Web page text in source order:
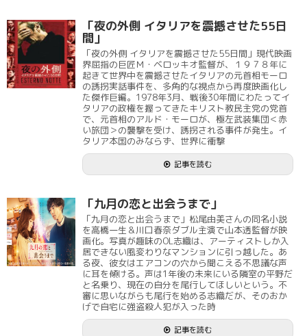
「夜の外側 イタリアを震撼させた55日
間」
「夜の外側 イタリアを震撼させた55日間」現代映画
界屈指の巨匠Ｍ・ベロッキオ監督が、１９７８年に
起きて世界中を震撼させたイタリアの元首相モーロ
の誘拐実話事件を、多角的な視点から再度映画化し
た傑作巨編。1978年3月、戦後30年間にわたってイ
タリアの政権を握ってきたキリスト教民主党の党首
で、元首相のアルド・モーロが、極左武装集団＜赤
い旅団＞の襲撃を受け、誘拐される事件が発生。イ
タリア本国のみならず、世界に衝撃
記事を読む
「九月の恋と出会うまで」
「九月の恋と出会うまで」松尾由美さんの同名小説
を高橋一生＆川口春奈ダブル主演で山本透監督が映
画化。写真が趣味のOL志織は、アーティストしか入
居できない風変わりなマンションに引っ越した。あ
る夜、彼女はエアコンの穴から聞こえる不思議な声
に耳を傾ける。声は1年後の未来にいる隣室の平野だ
と名乗り、現在の自分を尾行してほしいという。不
審に思いながらも尾行を始める志織だが、そのおか
げで自宅に強盗殺人犯が入った時
記事を読む